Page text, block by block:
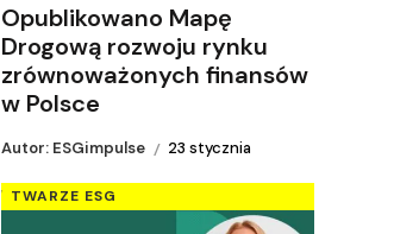
Opublikowano Mapę
Drogową rozwoju rynku
zrównoważonych finansów
w Polsce
Autor: ESGimpulse 23 stycznia
TWARZE ESG